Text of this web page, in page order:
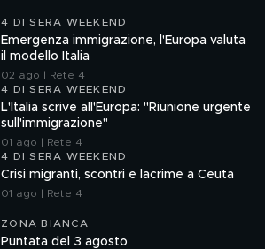
4 DI SERA WEEKEND
Emergenza immigrazione, l'Europa valuta
il modello Italia
02 ago | Rete 4
4 DI SERA WEEKEND
L'Italia scrive all'Europa: "Riunione urgente
sull'immigrazione"
01 ago | Rete 4
4 DI SERA WEEKEND
Crisi migranti, scontri e lacrime a Ceuta
01 ago | Rete 4
ZONA BIANCA
Puntata del 3 agosto